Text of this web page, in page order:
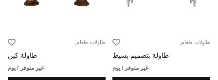
طاولات طعام,
طاولة بتصميم بسيط
غير متوفر / يوم
طاولات طعام,
طاولة كين
غير متوفر / يوم